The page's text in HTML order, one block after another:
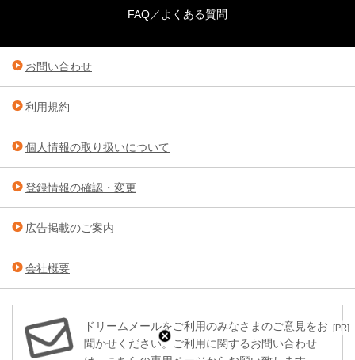
[PR]
FAQ／よくある質問
お問い合わせ
利用規約
個人情報の取り扱いについて
登録情報の確認・変更
広告掲載のご案内
会社概要
ドリームメールをご利用のみなさまのご意見をお
聞かせください。ご利用に関するお問い合わせ